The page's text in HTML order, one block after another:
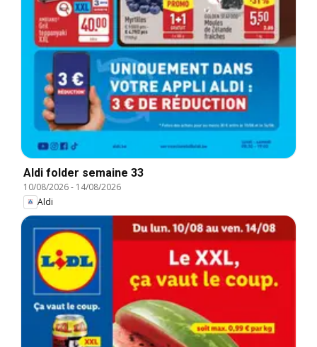
Aldi folder semaine 33
10/08/2026- 14/08/2026
Aldi